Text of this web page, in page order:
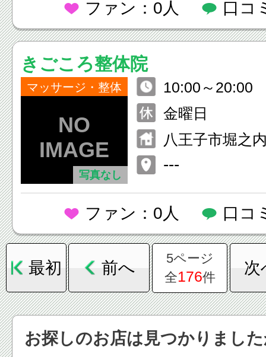
ファン：0人 口コ
きごころ整体院
マッサージ・整体
写真なし
10:00～20:00
金曜日
八王子市堀之
---
ファン：0人 口コ
最初 前へ
5ページ
全176件
次
お探しのお店は見つかりまし